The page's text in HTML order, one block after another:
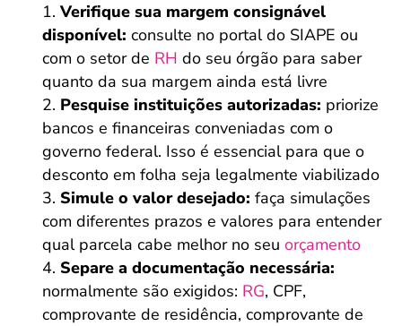
Verifique sua margem consignável
disponível: consulte no portal do SIAPE ou
com o setor de RH do seu órgão para saber
quanto da sua margem ainda está livre
Pesquise instituições autorizadas: priorize
bancos e financeiras conveniadas com o
governo federal. Isso é essencial para que o
desconto em folha seja legalmente viabilizado
Simule o valor desejado: faça simulações
com diferentes prazos e valores para entender
qual parcela cabe melhor no seu orçamento
Separe a documentação necessária:
normalmente são exigidos: RG, CPF,
comprovante de residência, comprovante de